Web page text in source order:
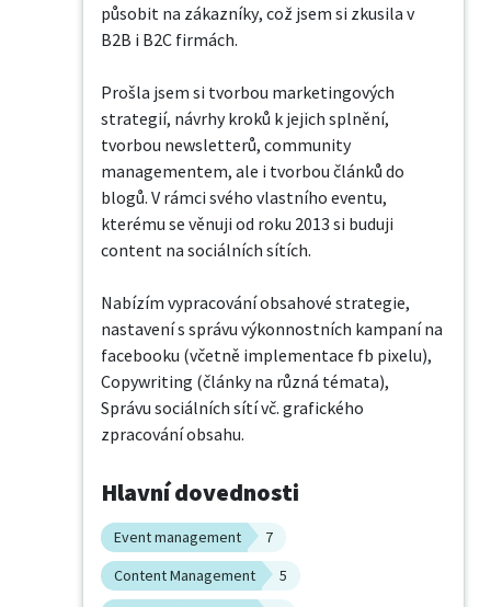
působit na zákazníky, což jsem si zkusila v
B2B i B2C firmách.
Prošla jsem si tvorbou marketingových
strategií, návrhy kroků k jejich splnění,
tvorbou newsletterů, community
managementem, ale i tvorbou článků do
blogů. V rámci svého vlastního eventu,
kterému se věnuji od roku 2013 si buduji
content na sociálních sítích.
Nabízím vypracování obsahové strategie,
nastavení s správu výkonnostních kampaní na
facebooku (včetně implementace fb pixelu),
Copywriting (články na různá témata),
Správu sociálních sítí vč. grafického
zpracování obsahu.
Hlavní dovednosti
Event management
7
Content Management
5